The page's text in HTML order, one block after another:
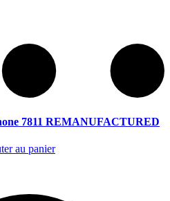
7811 REMANUFACTURED
au panier